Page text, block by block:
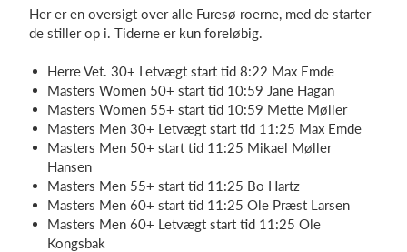
Her er en oversigt over alle Furesø roerne, med de starter
de stiller op i. Tiderne er kun foreløbig.
Herre Vet. 30+ Letvægt start tid 8:22 Max Emde
Masters Women 50+ start tid 10:59 Jane Hagan
Masters Women 55+ start tid 10:59 Mette Møller
Masters Men 30+ Letvægt start tid 11:25 Max Emde
Masters Men 50+ start tid 11:25 Mikael Møller
Hansen
Masters Men 55+ start tid 11:25 Bo Hartz
Masters Men 60+ start tid 11:25 Ole Præst Larsen
Masters Men 60+ Letvægt start tid 11:25 Ole
Kongsbak